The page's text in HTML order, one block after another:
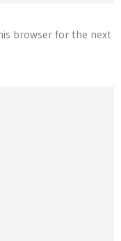
browser for the next